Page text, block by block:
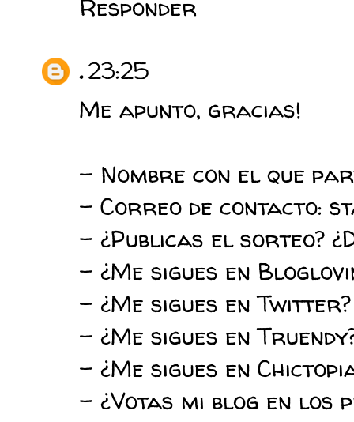
Responder
.23:25
Me apunto, gracias!
- Nombre con el que
- Correo de contacto:
- ¿Publicas el sorteo?
- ¿Me sigues en
- ¿Me sigues en Twitter?
- ¿Me sigues en
- ¿Me sigues en
- ¿Votas mi blog en los